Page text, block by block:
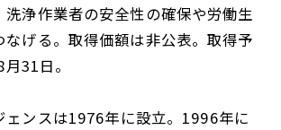
洗浄作業者の安全性の確保や労働生
なげる。取得価額は非公表。取得予
31日。
ェンスは1976年に設立。1996年に